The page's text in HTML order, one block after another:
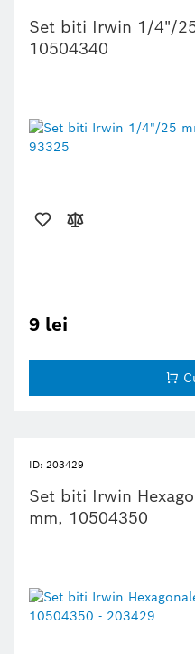
Set biti Irwin 1/4"/
10504340
9 lei
ID: 203429
Set biti Irwin
mm, 10504350